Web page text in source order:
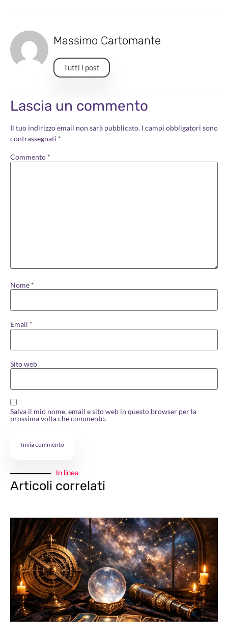
Massimo Cartomante
Tutti i post
Lascia un commento
Il tuo indirizzo email non sarà pubblicato. I campi obbligatori sono
contrassegnati *
Commento *
Nome *
Email *
Sito web
Salva il mio nome, email e sito web in questo browser per la
prossima volta che commento.
In linea
Articoli correlati